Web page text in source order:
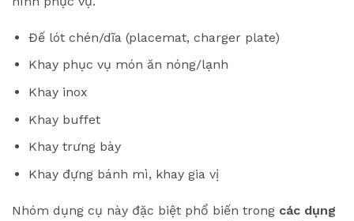
Đế lót chén/dĩa (placemat, charger plate)
Khay phục vụ món ăn nóng/lạnh
Khay inox
Khay buffet
Khay trưng bày
Khay đựng bánh mì, khay gia vị
Nhóm dụng cụ này đặc biệt phổ biến trong các dụng